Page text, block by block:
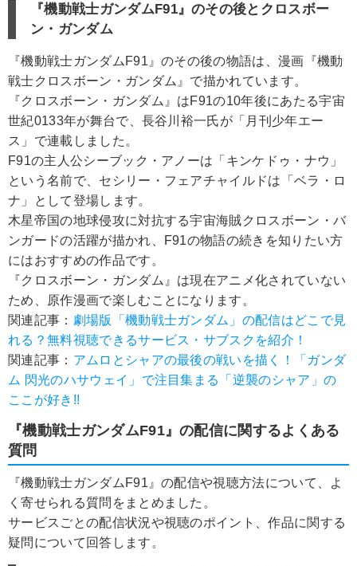
『機動戦士ガンダムF91』のその後とクロスボー
ン・ガンダム
『機動戦士ガンダムF91』のその後の物語は、漫画『機動
戦士クロスボーン・ガンダム』で描かれています。
『クロスボーン・ガンダム』はF91の10年後にあたる宇宙
世紀0133年が舞台で、長谷川裕一氏が「月刊少年エー
ス」で連載しました。
F91の主人公シーブック・アノーは「キンケドゥ・ナウ」
という名前で、セシリー・フェアチャイルドは「ベラ・ロ
ナ」として登場します。
木星帝国の地球侵攻に対抗する宇宙海賊クロスボーン・バ
ンガードの活躍が描かれ、F91の物語の続きを知りたい方
にはおすすめの作品です。
『クロスボーン・ガンダム』は現在アニメ化されていない
ため、原作漫画で楽しむことになります。
関連記事： 劇場版「機動戦士ガンダム」の配信はどこで見
れる？無料視聴できるサービス・サブスクを紹介！
関連記事： アムロとシャアの最後の戦いを描く！「ガンダ
ム 閃光のハサウェイ」で注目集まる「逆襲のシャア」の
ここが好き!!
『機動戦士ガンダムF91』の配信に関するよくある
質問
『機動戦士ガンダムF91』の配信や視聴方法について、よ
く寄せられる質問をまとめました。
サービスごとの配信状況や視聴のポイント、作品に関する
疑問について回答します。